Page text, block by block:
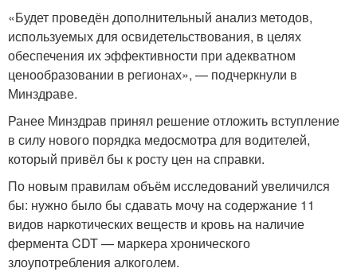
«Будет проведён дополнительный анализ методов,
используемых для освидетельствования, в целях
обеспечения их эффективности при адекватном
ценообразовании в регионах», — подчеркнули в
Минздраве.
Ранее Минздрав принял решение отложить вступление
в силу нового порядка медосмотра для водителей,
который привёл бы к росту цен на справки.
По новым правилам объём исследований увеличился
бы: нужно было бы сдавать мочу на содержание 11
видов наркотических веществ и кровь на наличие
фермента CDT — маркера хронического
злоупотребления алкоголем.